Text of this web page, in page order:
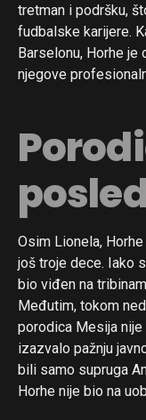
tretman i podršku,
fudbalske karijere.
Barselonu, Horhe
njegove
Osim Lionela,
još troje dece. Iako
bio viđen na
Međutim, tokom
porodica Mesija nije
izazvalo pažnju
bili samo supruga
Horhe nije bio na